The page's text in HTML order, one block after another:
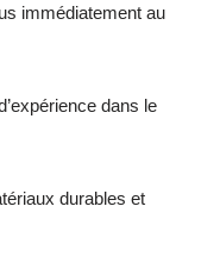
immédiatement au
dans le
durables et